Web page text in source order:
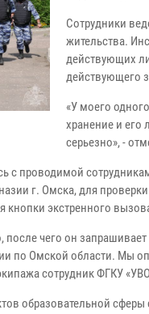
Сотрудники
жительства.
действующих
действующего
«У моего
хранение и его
серьезно», -
с проводимой
г. Омска, для
кнопки экстренного
после чего он
по Омской области. Мы
сотрудник ФГКУ
образовательной